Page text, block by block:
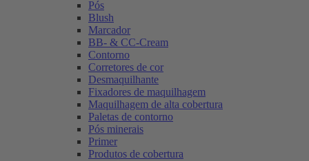
Pós
Blush
Marcador
BB- & CC-Cream
Contorno
Corretores de cor
Desmaquilhante
Fixadores de maquilhagem
Maquilhagem de alta cobertura
Paletas de contorno
Pós minerais
Primer
Produtos de cobertura